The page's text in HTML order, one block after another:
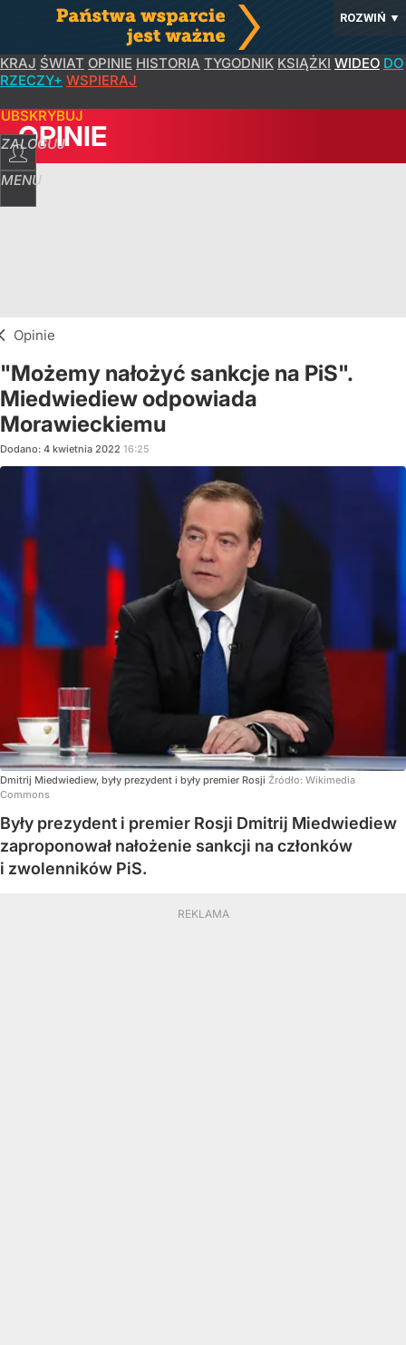
ROZWIŃ ▼
KRAJ ŚWIAT OPINIE HISTORIA TYGODNIK KSIĄŻKI WIDEO DO
RZECZY+ WSPIERAJ
ZALOGUJ
MENU
OPINIE
Opinie
"Możemy nałożyć sankcje na PiS".
Miedwiediew odpowiada
Morawieckiemu
Dodano: 4 kwietnia 2022 16:25
Dmitrij Miedwiediew, były prezydent i były premier Rosji Źródło: Wikimedia
Commons
Były prezydent i premier Rosji Dmitrij Miedwiediew
zaproponował nałożenie sankcji na członków
i zwolenników PiS.